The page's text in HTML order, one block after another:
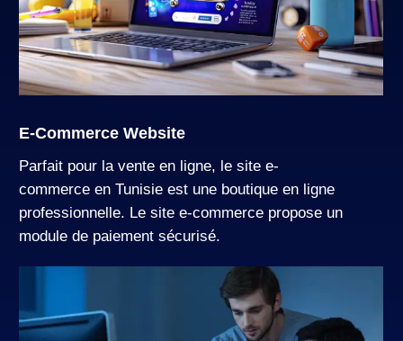
E-Commerce Website
Parfait pour la vente en ligne, le site e-
commerce en Tunisie est une boutique en ligne
professionnelle. Le site e-commerce propose un
module de paiement sécurisé.
E-